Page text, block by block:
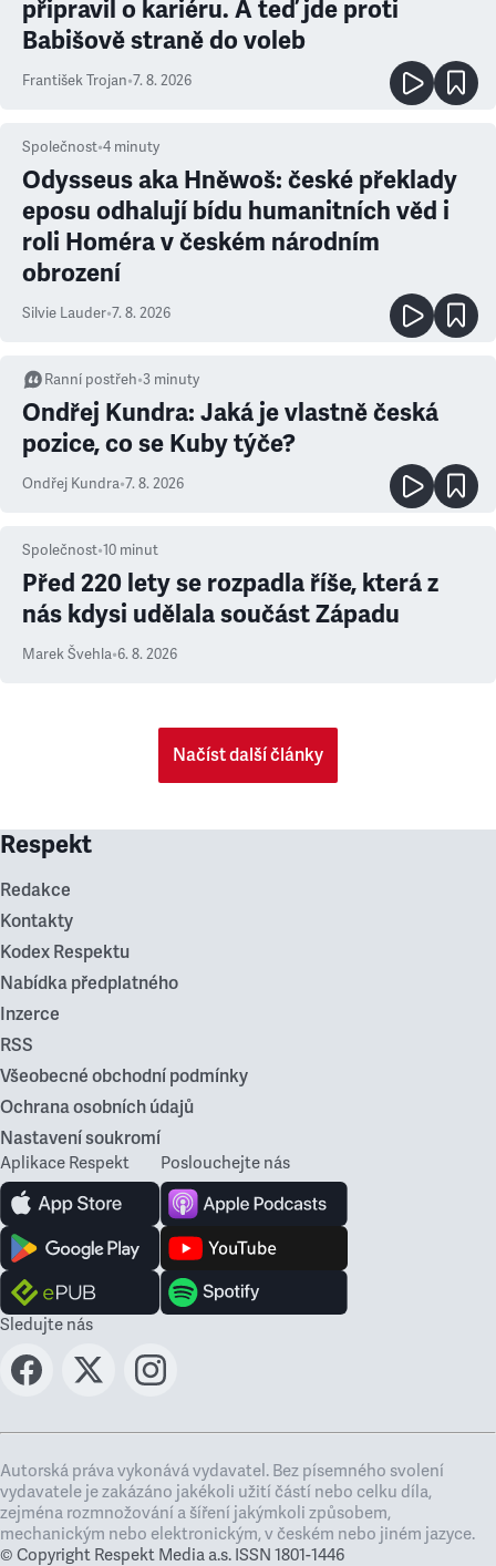
připravil o kariéru. A teď jde proti
Babišově straně do voleb
František Trojan•7. 8. 2026
Společnost•4 minuty
Odysseus aka Hněwoš: české překlady
eposu odhalují bídu humanitních věd i
roli Homéra v českém národním
obrození
Silvie Lauder•7. 8. 2026
Ranní postřeh•3 minuty
Ondřej Kundra: Jaká je vlastně česká
pozice, co se Kuby týče?
Ondřej Kundra•7. 8. 2026
Společnost•10 minut
Před 220 lety se rozpadla říše, která z
nás kdysi udělala součást Západu
Marek Švehla•6. 8. 2026
Načíst další články
Respekt
Redakce
Kontakty
Kodex Respektu
Nabídka předplatného
Inzerce
RSS
Všeobecné obchodní podmínky
Ochrana osobních údajů
Nastavení soukromí
Aplikace Respekt Poslouchejte nás
Sledujte nás
Autorská práva vykonává vydavatel. Bez písemného svolení
vydavatele je zakázáno jakékoli užití částí nebo celku díla,
zejména rozmnožování a šíření jakýmkoli způsobem,
mechanickým nebo elektronickým, v českém nebo jiném jazyce.
© Copyright Respekt Media a.s. ISSN 1801-1446